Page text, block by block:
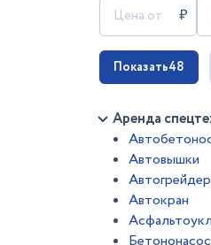
Показать48
Аренда
Автовышки
Автогрейдер
Автокран
Бетононасос